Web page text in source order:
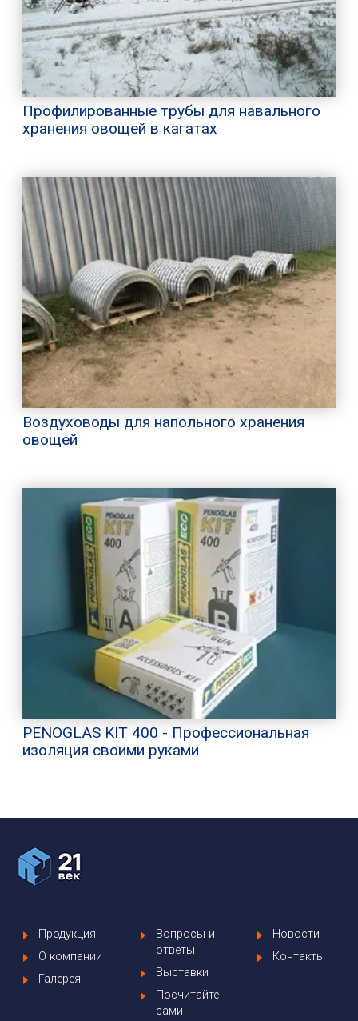
Профилированные трубы для навального
хранения овощей в кагатах
Воздуховоды для напольного хранения
овощей
PENOGLAS KIT 400 - Профессиональная
изоляция своими руками
Продукция
О компании
Галерея
Вопросы и
ответы
Выставки
Посчитайте
сами
Новости
Контакты